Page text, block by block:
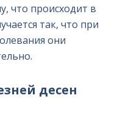
что происходит в
так, что при
они
десен